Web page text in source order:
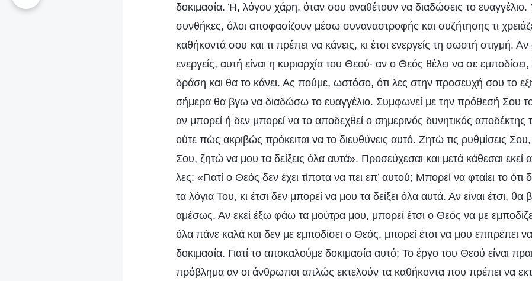
δοκιμασία. Ή, λόγου χάρη, όταν σου αναθέτουν να διαδώσεις το ευαγγέλιο.
συνθήκες, όλοι αποφασίζουν μέσω συναναστροφής και συζήτησης τι
καθήκοντά σου και τι πρέπει να κάνεις, κι έτσι ενεργείς τη σωστή στιγμή.
ενεργείς, αυτή είναι η κυριαρχία του Θεού· αν ο Θεός θέλει να σε
δράση και θα το κάνει. Ας πούμε, ωστόσο, ότι λες στην προσευχή σου το
σήμερα θα βγω να διαδώσω το ευαγγέλιο. Συμφωνεί με την πρόθεσή Σου
αν μπορεί ή δεν μπορεί να το αποδεχθεί ο σημερινός δυνητικός αποδέκτης
ούτε πώς ακριβώς πρόκειται να το διευθύνεις αυτό. Ζητώ τις ρυθμίσεις
Σου, ζητώ να μου τα δείξεις όλα αυτά». Προσεύχεσαι και μετά κάθεσαι εκεί
λες: «Γιατί ο Θεός δεν έχει τίποτα να πει επ’ αυτού; Μπορεί να φταίει το ότι
τα λόγια Του, κι έτσι δεν μπορεί να μου τα δείξει όλα αυτά. Αν είναι έτσι, θα
αμέσως. Αν εκεί έξω φάω τα μούτρα μου, μπορεί έτσι ο Θεός να με
όλα πάνε καλά και δεν με εμποδίσει ο Θεός, μπορεί έτσι να μου επιτρέπει
δοκιμασία. Γιατί το αποκαλούμε δοκιμασία αυτό; Το έργο του Θεού είναι
πρόβλημα αν οι άνθρωποι απλώς εκτελούν τα καθήκοντα που πρέπει να